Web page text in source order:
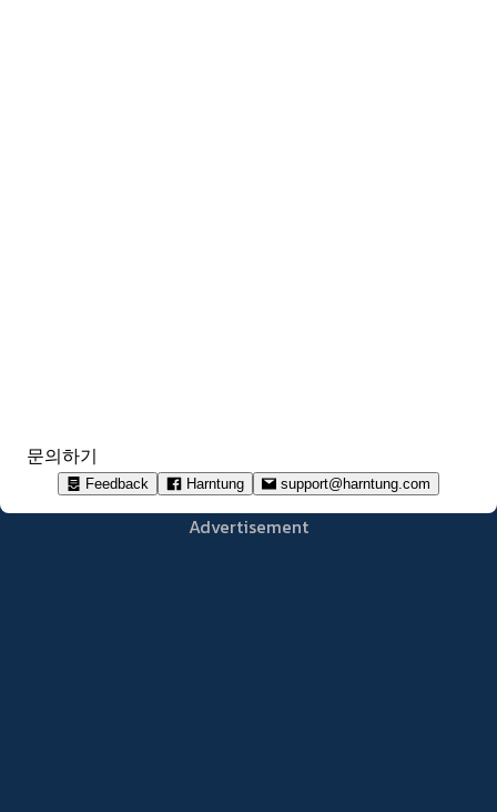
문의하기
Feedback Harntung support@harntung.com
Advertisement